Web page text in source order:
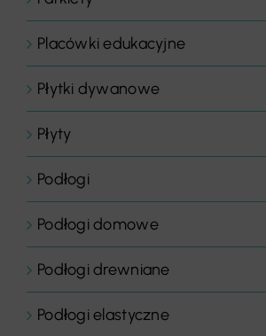
Placówki edukacyjne
Płytki dywanowe
Płyty
Podłogi
Podłogi domowe
Podłogi drewniane
Podłogi elastyczne